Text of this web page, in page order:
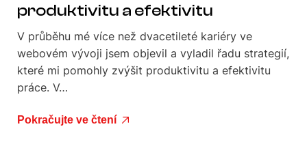
produktivitu a efektivitu
V průběhu mé více než dvacetileté kariéry ve
webovém vývoji jsem objevil a vyladil řadu strategií,
které mi pomohly zvýšit produktivitu a efektivitu
práce. V…
Pokračujte ve čtení